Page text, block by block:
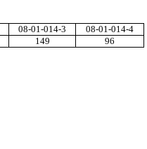
08-01-014-3
08-01-014-4
149 96